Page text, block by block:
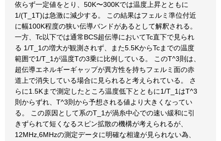
依らず一定値をとり、50K〜300Kでは温度上昇とともに
1/(T_1T)は急激に減少する。 この結果はフェルミ準位付近
に幅100K程度の狭い伝導バンドがあるとして解釈される。
一方、Tc以下では通常BCS超伝導においてTc直下で見られ
る 1/T_1の増大が観測されず、また5.5KからTcまでの温度
範囲で1/T_1が温度Tの3乗に比例している。 このT^3則は、
超伝導エネルギーギャップが異方性を持ちフェルミ面の赤
道上で消失している場合に見られると考えられている。 さ
らに1.5Kまで測定したところ温度低下とともに1/T_1はT^3
則からずれ、T^3則から予想される値より大きくなってい
る。 この原因として系のT_1が渦糸中心での速い緩和に引
きずられて短くなるスピン拡散の機構が考えられるが、
12MHz,6MHzの測定データに明確な相違が見られない為、